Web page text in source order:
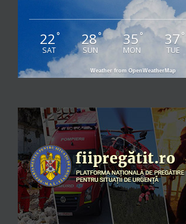
22°
SAT
28°
SUN
35°
MON
37 °
TUE
Weather from OpenWeatherMap